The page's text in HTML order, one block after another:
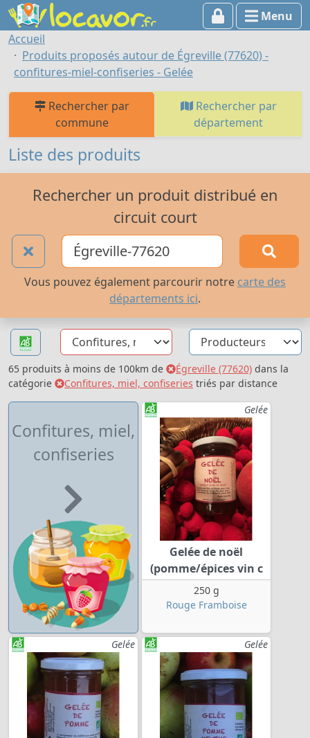
Menu
Accueil
Produits proposés autour de Égreville (77620) -
confitures-miel-confiseries - Gelée
Rechercher par
commune
Rechercher par
département
Liste des produits
Rechercher un produit distribué en
circuit court
Vous pouvez également parcourir notre carte des
départements ici.
65 produits à moins de 100km de Égreville (77620) dans la
catégorie
Confitures, miel, confiseries triés par distance
Confitures, miel,
confiseries
Gelée
Gelée de noël
(pomme/épices vin c
250 g
Rouge Framboise
Gelée Gelée